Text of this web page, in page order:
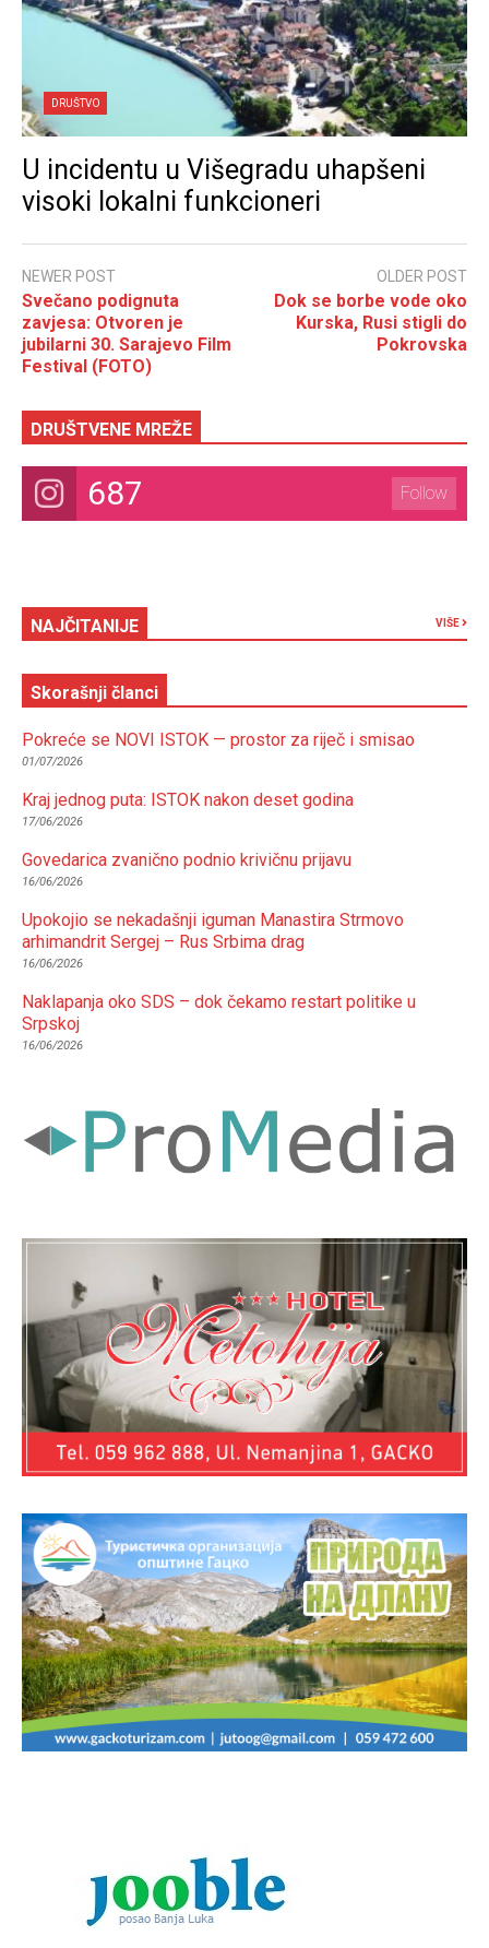
DRUŠTVO
U incidentu u Višegradu uhapšeni
visoki lokalni funkcioneri
NEWER POST
Svečano podignuta
zavjesa: Otvoren je
jubilarni 30. Sarajevo Film
Festival (FOTO)
OLDER POST
Dok se borbe vode oko
Kurska, Rusi stigli do
Pokrovska
DRUŠTVENE MREŽE
687 Follow
NAJČITANIJE VIŠE
Skorašnji članci
Pokreće se NOVI ISTOK — prostor za riječ i smisao
01/07/2026
Kraj jednog puta: ISTOK nakon deset godina
17/06/2026
Govedarica zvanično podnio krivičnu prijavu
16/06/2026
Upokojio se nekadašnji iguman Manastira Strmovo
arhimandrit Sergej – Rus Srbima drag
16/06/2026
Naklapanja oko SDS – dok čekamo restart politike u
Srpskoj
16/06/2026